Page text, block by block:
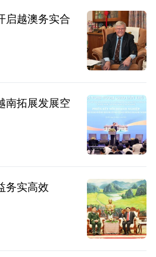
启越澳务实合
南拓展发展空
务实高效